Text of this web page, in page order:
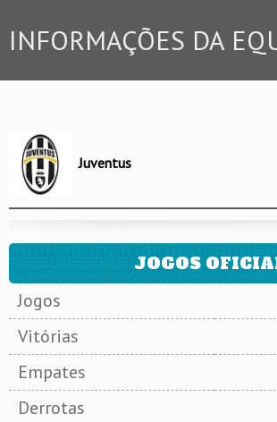
INFORMAÇÕES DA
Juventus
JOGOS
Jogos
Vitórias
Empates
Derrotas